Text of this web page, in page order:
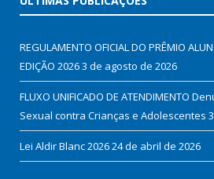
REGULAMENTO OFICIAL DO PRÊMIO
EDIÇÃO 20263 de agosto de 2026
FLUXO UNIFICADO DE ATENDIMENTO
Sexual contra Crianças e Adolescentes
Lei Aldir Blanc 202624 de abril de 2026